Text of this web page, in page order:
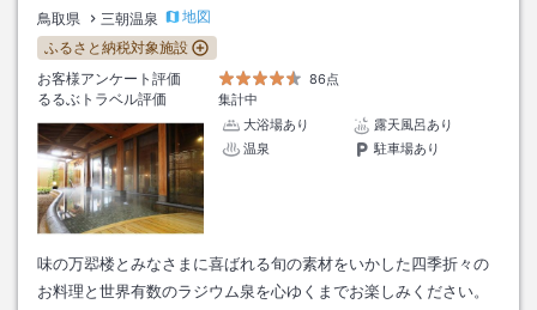
鳥取県 三朝温泉
地図
ふるさと納税対象施設
お客様アンケート評価
86点
るるぶトラベル評価
集計中
大浴場あり
露天風呂あり
温泉
駐車場あり
味の万翆楼とみなさまに喜ばれる旬の素材をいかした四季折々の
お料理と世界有数のラジウム泉を心ゆくまでお楽しみください。